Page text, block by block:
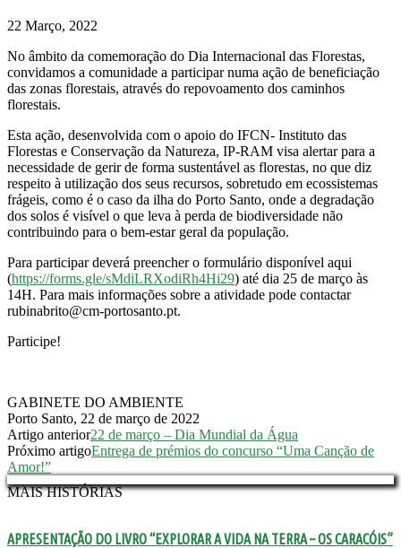
22 Março, 2022
No âmbito da comemoração do Dia Internacional das Florestas,
convidamos a comunidade a participar numa ação de beneficiação
das zonas florestais, através do repovoamento dos caminhos
florestais.
Esta ação, desenvolvida com o apoio do IFCN- Instituto das
Florestas e Conservação da Natureza, IP-RAM visa alertar para a
necessidade de gerir de forma sustentável as florestas, no que diz
respeito à utilização dos seus recursos, sobretudo em ecossistemas
frágeis, como é o caso da ilha do Porto Santo, onde a degradação
dos solos é visível o que leva à perda de biodiversidade não
contribuindo para o bem-estar geral da população.
Para participar deverá preencher o formulário disponível aqui
(https://forms.gle/sMdiLRXodiRh4Hi29) até dia 25 de março às
14H. Para mais informações sobre a atividade pode contactar
rubinabrito@cm-portosanto.pt.
Participe!
GABINETE DO AMBIENTE
Porto Santo, 22 de março de 2022
Artigo anterior22 de março – Dia Mundial da Água
Próximo artigoEntrega de prémios do concurso “Uma Canção de
Amor!”
MAIS HISTÓRIAS
APRESENTAÇÃO DO LIVRO “EXPLORAR A VIDA NA TERRA – OS CARACÓIS”